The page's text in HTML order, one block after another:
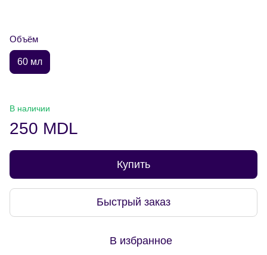
Объём
60 мл
В наличии
250 MDL
Купить
Быстрый заказ
В избранное